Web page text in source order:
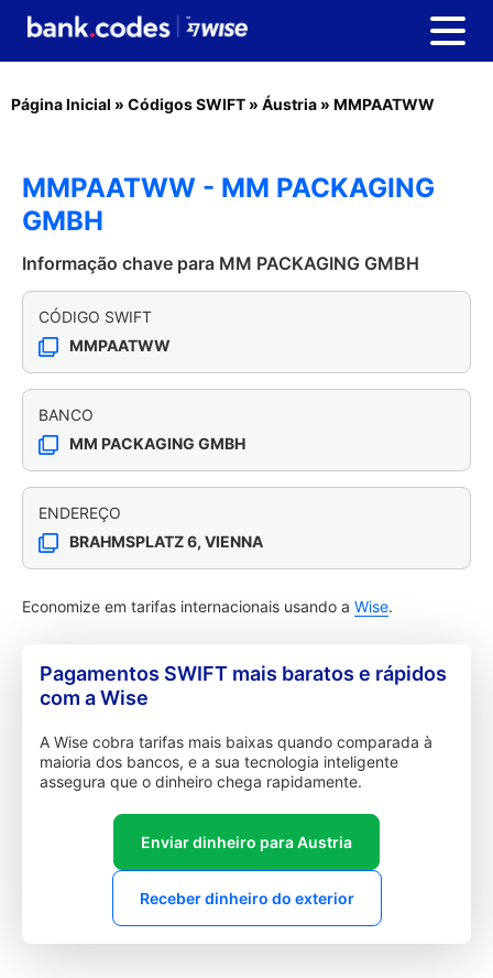
Página Inicial » Códigos SWIFT » Áustria » MMPAATWW
MMPAATWW - MM PACKAGING
GMBH
Informação chave para MM PACKAGING GMBH
CÓDIGO SWIFT
MMPAATWW
BANCO
MM PACKAGING GMBH
ENDEREÇO
BRAHMSPLATZ 6, VIENNA
Economize em tarifas internacionais usando a Wise.
Pagamentos SWIFT mais baratos e rápidos
com a Wise
A Wise cobra tarifas mais baixas quando comparada à
maioria dos bancos, e a sua tecnologia inteligente
assegura que o dinheiro chega rapidamente.
Enviar dinheiro para Austria
Receber dinheiro do exterior